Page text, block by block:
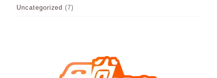
Uncategorized (7)